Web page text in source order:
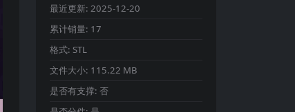
最近更新: 2025-12-20
累计销量: 17
格式: STL
文件大小: 115.22 MB
是否有支撑: 否